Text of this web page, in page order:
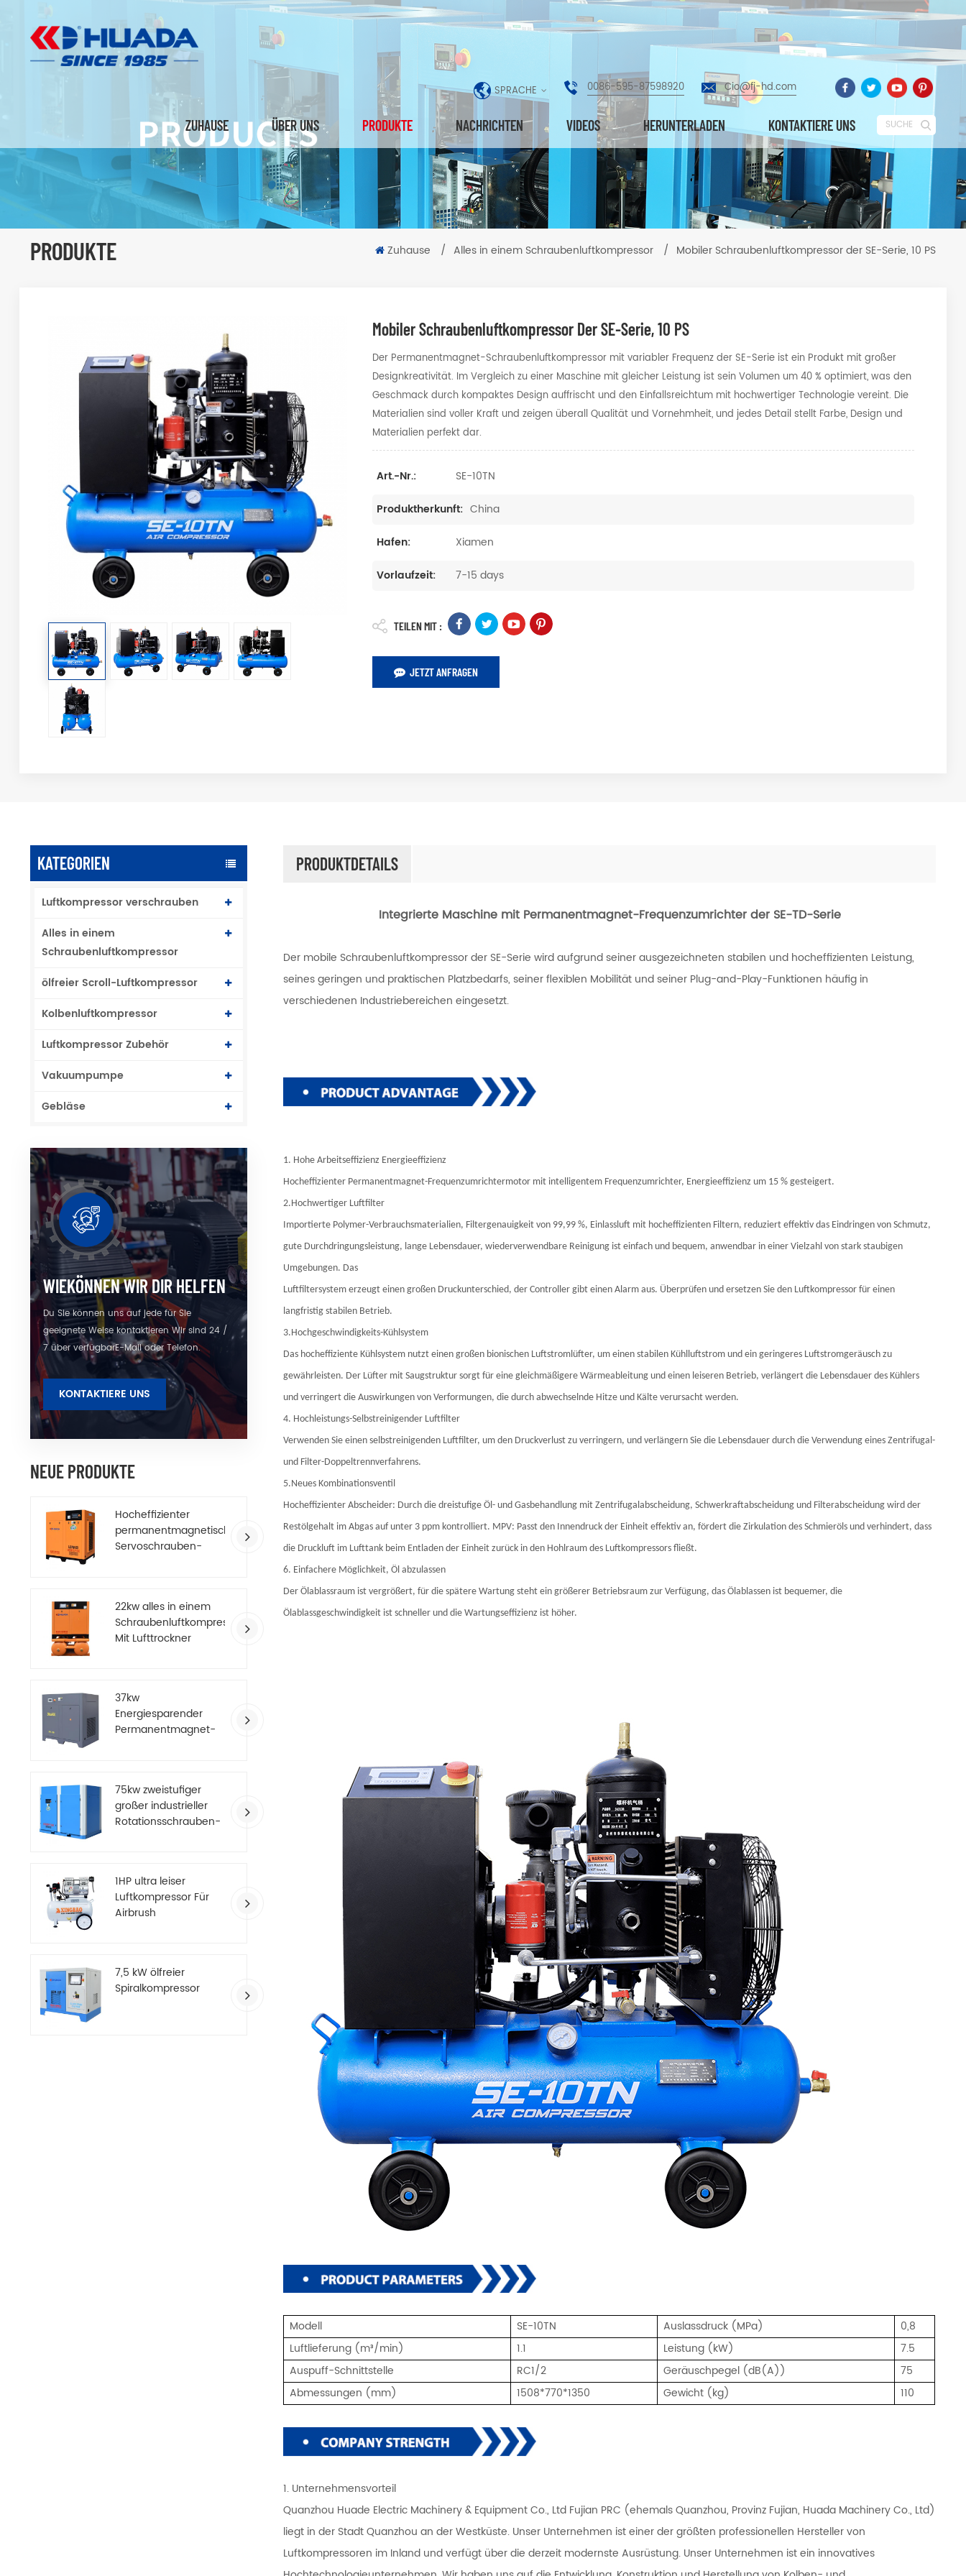
SPRACHE 0086-595-87598920 Cio@fj-hd.com
ZUHAUSE ÜBER UNS PRODUKTE NACHRICHTEN VIDEOS HERUNTERLADEN KONTAKTIERE UNS SUCHE
PRODUKTE Zuhause / Alles in einem Schraubenluftkompressor / Mobiler Schraubenluftkompressor der SE-Serie, 10 PS
Mobiler Schraubenluftkompressor Der SE-Serie, 10 PS
Der Permanentmagnet-Schraubenluftkompressor mit variabler Frequenz der SE-Serie ist ein Produkt mit großer
Designkreativität. Im Vergleich zu einer Maschine mit gleicher Leistung ist sein Volumen um 40 % optimiert, was den
Geschmack durch kompaktes Design auffrischt und den Einfallsreichtum mit hochwertiger Technologie vereint. Die
Materialien sind voller Kraft und zeigen überall Qualität und Vornehmheit, und jedes Detail stellt Farbe, Design und
Materialien perfekt dar.
Art.-Nr.: SE-10TN
Produktherkunft: China
Hafen: Xiamen
Vorlaufzeit: 7-15 days
TEILEN MIT :
JETZT ANFRAGEN
KATEGORIEN
Luftkompressor verschrauben
Alles in einem
Schraubenluftkompressor
ölfreier Scroll-Luftkompressor
Kolbenluftkompressor
Luftkompressor Zubehör
Vakuumpumpe
Gebläse
WIEKÖNNEN WIR DIR HELFEN
Du Sie können uns auf jede für Sie
geeignete Weise kontaktieren Wir sind 24 /
7 über verfügbarE-Mail oder Telefon.
KONTAKTIERE UNS
NEUE PRODUKTE
Hocheffizienter
permanentmagnetischer
Servoschrauben-
22kw alles in einem
Schraubenluftkompressor
Mit Lufttrockner
37kw
Energiesparender
Permanentmagnet-
75kw zweistufiger
großer industrieller
Rotationsschrauben-
1HP ultra leiser
Luftkompressor Für
Airbrush
7,5 kW ölfreier
Spiralkompressor
PRODUKTDETAILS
Integrierte Maschine mit Permanentmagnet-Frequenzumrichter der SE-TD-Serie
Der mobile Schraubenluftkompressor der SE-Serie wird aufgrund seiner ausgezeichneten stabilen und hocheffizienten Leistung,
seines geringen und praktischen Platzbedarfs, seiner flexiblen Mobilität und seiner Plug-and-Play-Funktionen häufig in
verschiedenen Industriebereichen eingesetzt.
1. Hohe Arbeitseffizienz Energieeffizienz
Hocheffizienter Permanentmagnet-Frequenzumrichtermotor mit intelligentem Frequenzumrichter, Energieeffizienz um 15 % gesteigert.
2.Hochwertiger Luftfilter
Importierte Polymer-Verbrauchsmaterialien, Filtergenauigkeit von 99,99 %, Einlassluft mit hocheffizienten Filtern, reduziert effektiv das Eindringen von Schmutz,
gute Durchdringungsleistung, lange Lebensdauer, wiederverwendbare Reinigung ist einfach und bequem, anwendbar in einer Vielzahl von stark staubigen
Umgebungen. Das
Luftfiltersystem erzeugt einen großen Druckunterschied, der Controller gibt einen Alarm aus. Überprüfen und ersetzen Sie den Luftkompressor für einen
langfristig stabilen Betrieb.
3.Hochgeschwindigkeits-Kühlsystem
Das hocheffiziente Kühlsystem nutzt einen großen bionischen Luftstromlüfter, um einen stabilen Kühlluftstrom und ein geringeres Luftstromgeräusch zu
gewährleisten. Der Lüfter mit Saugstruktur sorgt für eine gleichmäßigere Wärmeableitung und einen leiseren Betrieb, verlängert die Lebensdauer des Kühlers
und verringert die Auswirkungen von Verformungen, die durch abwechselnde Hitze und Kälte verursacht werden.
4. Hochleistungs-Selbstreinigender Luftfilter
Verwenden Sie einen selbstreinigenden Luftfilter, um den Druckverlust zu verringern, und verlängern Sie die Lebensdauer durch die Verwendung eines Zentrifugal-
und Filter-Doppeltrennverfahrens.
5.Neues Kombinationsventil
Hocheffizienter Abscheider: Durch die dreistufige Öl- und Gasbehandlung mit Zentrifugalabscheidung, Schwerkraftabscheidung und Filterabscheidung wird der
Restölgehalt im Abgas auf unter 3 ppm kontrolliert. MPV: Passt den Innendruck der Einheit effektiv an, fördert die Zirkulation des Schmieröls und verhindert, dass
die Druckluft im Lufttank beim Entladen der Einheit zurück in den Hohlraum des Luftkompressors fließt.
6. Einfachere Möglichkeit, Öl abzulassen
Der Ölablassraum ist vergrößert, für die spätere Wartung steht ein größerer Betriebsraum zur Verfügung, das Ölablassen ist bequemer, die
Ölablassgeschwindigkeit ist schneller und die Wartungseffizienz ist höher.
Modell SE-10TN Auslassdruck (MPa)
0,8
Luftlieferung (m³/min)
1.1 Leistung (kW)
7.5
Auspuff-Schnittstelle
RC1/2 Geräuschpegel (dB(A))
75
Abmessungen (mm)
1508*770*1350 Gewicht (kg) 110
1. Unternehmensvorteil
Quanzhou Huade Electric Machinery & Equipment Co., Ltd Fujian PRC (ehemals Quanzhou, Provinz Fujian, Huada Machinery Co., Ltd)
liegt in der Stadt Quanzhou an der Westküste. Unser Unternehmen ist einer der größten professionellen Hersteller von
Luftkompressoren im Inland und verfügt über die derzeit modernste Ausrüstung. Unser Unternehmen ist ein innovatives